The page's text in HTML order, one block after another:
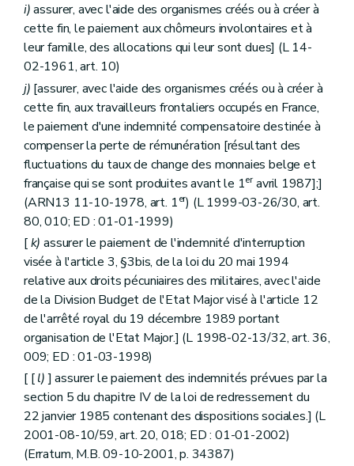
i)assurer, avec l'aide des organismes créés ou à créer à
cette fin, le paiement aux chômeurs involontaires et à
leur famille, des allocations qui leur sont dues] (L 14-
02-1961, art. 10)
j) [assurer, avec l'aide des organismes créés ou à créer à
cette fin, aux travailleurs frontaliers occupés en France,
le paiement d'une indemnité compensatoire destinée à
compenser la perte de rémunération [résultant des
fluctuations du taux de change des monnaies belge et
française qui se sont produites avant le 1eravril 1987];]
(ARN13 11-10-1978, art. 1er) (L 1999-03-26/30, art.
80, 010; ED : 01-01-1999)
[k) assurer le paiement de l'indemnité d'interruption
visée à l'article 3, §3bis, de la loi du 20 mai 1994
relative aux droits pécuniaires des militaires, avec l'aide
de la Division Budget de l'Etat Major visé à l'article 12
de l'arrêté royal du 19 décembre 1989 portant
organisation de l'Etat Major.] (L 1998-02-13/32, art. 36,
009; ED : 01-03-1998)
[ [l)] assurer le paiement des indemnités prévues par la
section 5 du chapitre IV de la loi de redressement du
22 janvier 1985 contenant des dispositions sociales.] (L
2001-08-10/59, art. 20, 018; ED : 01-01-2002)
(Erratum, M.B. 09-10-2001, p. 34387)